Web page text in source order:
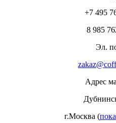
+7 495
8 985
Эл.
Адрес
г.Москва (